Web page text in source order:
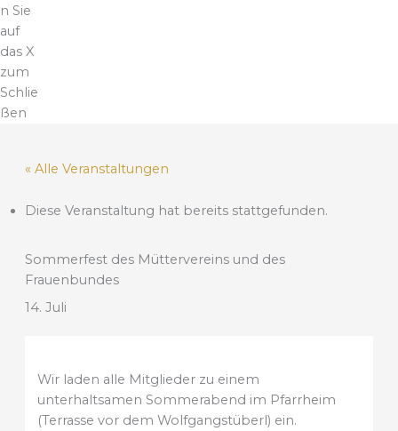
n Sie
auf
das X
zum
Schlie
ßen
« Alle Veranstaltungen
Diese Veranstaltung hat bereits stattgefunden.
Sommerfest des Müttervereins und des
Frauenbundes
14. Juli
Wir laden alle Mitglieder zu einem
unterhaltsamen Sommerabend im Pfarrheim
(Terrasse vor dem Wolfgangstüberl) ein.